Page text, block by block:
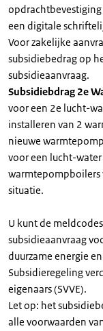
een digitale
Voor zakelijke
subsidiebedrag op
subsidieaanvraag.
Subsidiebdrag 2e
voor een 2e lucht-
installeren van 2
nieuwe
voor een lucht-
warmtepompboilers
situatie.
U kunt de
subsidieaanvraag
duurzame energie
Subsidieregeling
eigenaars (SVVE).
Let op: het
alle voorwaarden